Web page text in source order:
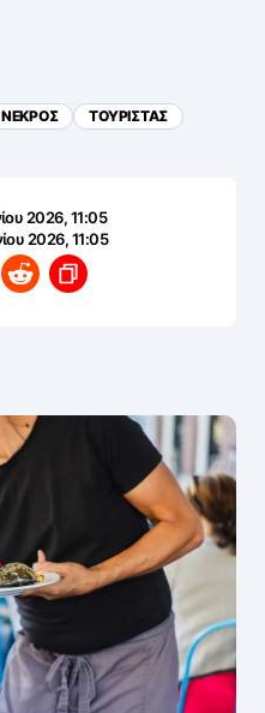
ΝΕΚΡΟΣ ΤΟΥΡΙΣΤΑΣ
2026, 11:05
2026, 11:05